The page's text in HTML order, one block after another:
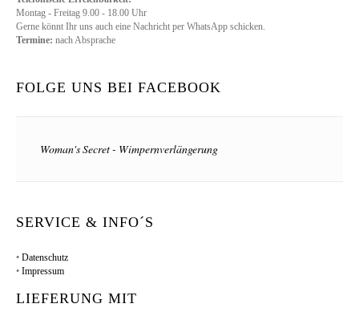
Montag - Freitag 9.00 - 18.00 Uhr
Gerne könnt Ihr uns auch eine Nachricht per WhatsApp schicken.
Termine: nach Absprache
FOLGE UNS BEI FACEBOOK
Woman's Secret - Wimpernverlängerung
SERVICE & INFO´S
• Datenschutz
• Impressum
LIEFERUNG MIT